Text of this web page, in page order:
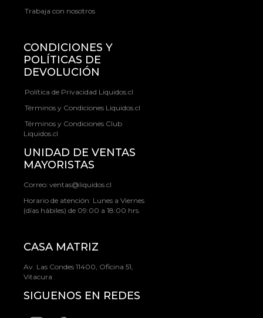
Trabaja con nosotros
CONDICIONES Y
POLÍTICAS DE
DEVOLUCIÓN
Política de Privacidad Liquidos.cl
Términos y Condiciones Liquidos.cl
Términos y Condiciones Club
Liquidos.cl
UNIDAD DE VENTAS
MAYORISTAS
Correo: ventas@liquidos.cl
Horario de atención: Lunes a Viernes
(días hábiles) de 09:00 a 18:00 hrs.
CASA MATRIZ
Av. Las Condes 11400, Oficina 51,
Vitacura
SIGUENOS EN REDES